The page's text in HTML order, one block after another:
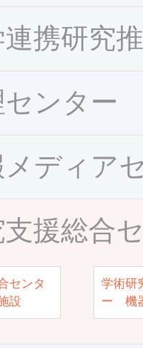
携研究
ンター
ディア
援総合
センタ
設
学術研
ー 機